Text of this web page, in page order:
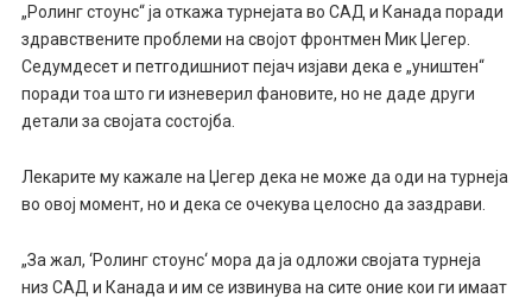
„Ролинг стоунс“ ја откажа турнејата во САД и Канада поради
здравствените проблеми на својот фронтмен Мик Џегер.
Седумдесет и петгодишниот пејач изјави дека е „уништен“
поради тоа што ги изневерил фановите, но не даде други
детали за својата состојба.
Лекарите му кажале на Џегер дека не може да оди на турнеја
во овој момент, но и дека се очекува целосно да заздрави.
„За жал, ‘Ролинг стоунс‘ мора да ја одложи својата турнеја
низ САД и Канада и им се извинува на сите оние кои ги имаат